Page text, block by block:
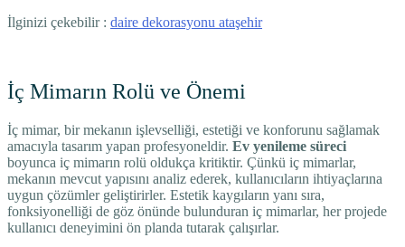
İlginizi çekebilir : daire dekorasyonu ataşehir
İç Mimarın Rolü ve Önemi
İç mimar, bir mekanın işlevselliği, estetiği ve konforunu sağlamak
amacıyla tasarım yapan profesyoneldir. Ev yenileme süreci
boyunca iç mimarın rolü oldukça kritiktir. Çünkü iç mimarlar,
mekanın mevcut yapısını analiz ederek, kullanıcıların ihtiyaçlarına
uygun çözümler geliştirirler. Estetik kaygıların yanı sıra,
fonksiyonelliği de göz önünde bulunduran iç mimarlar, her projede
kullanıcı deneyimini ön planda tutarak çalışırlar.